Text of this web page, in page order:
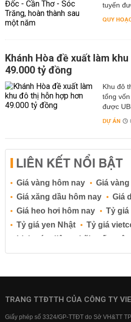
tuyến
QUY
Khánh Hòa đề xuất làm
49.000 tỷ đồng
Khu đô
tổng
được
DỰ ÁN
LIÊN KẾT NỔI BẬT
Giá vàng hôm nay
Giá vàng
Giá xăng dầu hôm nay
Giá
Giá heo hơi hôm nay
Tỷ giá
Tỷ giá yen Nhật
Tỷ giá
Lịch cúp điện
Lãi suất ngân
Lãi suất tiết kiệm
Lãi suất
Lãi suất ngân hàng BIDV
TRANG TTĐTTH CỦA CÔNG TY
Giấy phép số 3324/GP-TTĐT do Sở VH&TT